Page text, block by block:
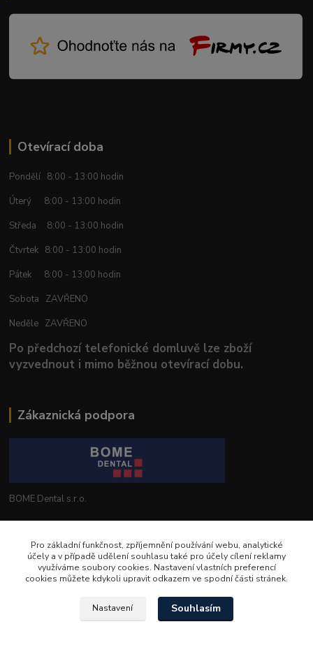
Otevírací doba
Pondělí 8:00 - 13:00 hodin
Úterý 8:00 - 13:00 hodin
Středa 8:00 - 13:00 hodin
Čtvrtek 8:00 - 13:00 hodin
Pátek 8:00 - 13:00 hodin
Sobota ZAVŘENO
Neděle ZAVŘENO
Po předchozí telefonické domluvě lze zboží
vyzvednout i mimo běžnou otevírací dobu.
Zákaznická podpora
BOME Dental s.r.o.
info@bomedental.eu
Pro základní funkčnost, zpříjemnění používání webu, analytické
účely a v případě udělení souhlasu také pro účely cílení reklamy
využíváme soubory cookies. Nastavení vlastních preferencí
cookies můžete kdykoli upravit odkazem ve spodní části stránek.
Nastavení Souhlasím